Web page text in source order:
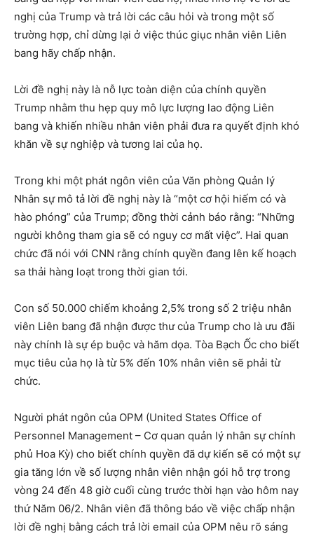
nghị của Trump và trả lời các câu hỏi và trong một số
trường hợp, chỉ dừng lại ở việc thúc giục nhân viên Liên
bang hãy chấp nhận.
Lời đề nghị này là nỗ lực toàn diện của chính quyền
Trump nhằm thu hẹp quy mô lực lượng lao động Liên
bang và khiến nhiều nhân viên phải đưa ra quyết định khó
khăn về sự nghiệp và tương lai của họ.
Trong khi một phát ngôn viên của Văn phòng Quản lý
Nhân sự mô tả lời đề nghị này là “một cơ hội hiếm có và
hào phóng” của Trump; đồng thời cảnh báo rằng: “Những
người không tham gia sẽ có nguy cơ mất việc”. Hai quan
chức đã nói với CNN rằng chính quyền đang lên kế hoạch
sa thải hàng loạt trong thời gian tới.
Con số 50.000 chiếm khoảng 2,5% trong số 2 triệu nhân
viên Liên bang đã nhận được thư của Trump cho là ưu đãi
này chính là sự ép buộc và hăm dọa. Tòa Bạch Ốc cho biết
mục tiêu của họ là từ 5% đến 10% nhân viên sẽ phải từ
chức.
Người phát ngôn của OPM (United States Office of
Personnel Management – Cơ quan quản lý nhân sự chính
phủ Hoa Kỳ) cho biết chính quyền đã dự kiến ​​sẽ có một sự
gia tăng lớn về số lượng nhân viên nhận gói hỗ trợ trong
vòng 24 đến 48 giờ cuối cùng trước thời hạn vào hôm nay
thứ Năm 06/2. Nhân viên đã thông báo về việc chấp nhận
lời đề nghị bằng cách trả lời email của OPM nêu rõ sáng